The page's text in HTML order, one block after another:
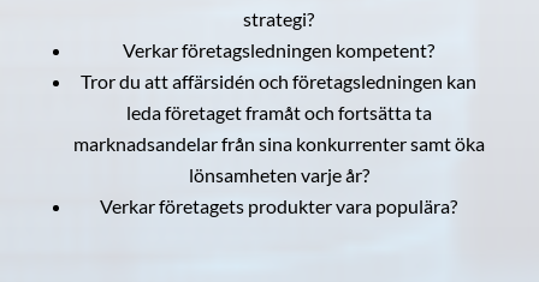
strategi?
Verkar företagsledningen kompetent?
Tror du att affärsidén och företagsledningen kan
leda företaget framåt och fortsätta ta
marknadsandelar från sina konkurrenter samt öka
lönsamheten varje år?
Verkar företagets produkter vara populära?